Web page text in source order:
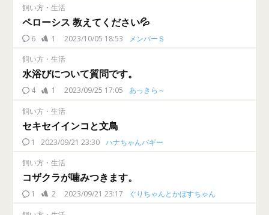
飼い方・生活
ペローシス 教えてください💦
6 1 2023/10/05 18:53 メンバーＳ
飼い方・生活
水浴びについて質問です。
4 1 2023/09/25 17:05 あっきら～
飼い方・生活
セキセイインコと文鳥
1 2023/09/21 23:30 ハナちゃんバギー
飼い方・生活
コザクラが噛みつきます。
1 2 2023/09/21 23:17 ぐりちゃんとかぼすちゃん